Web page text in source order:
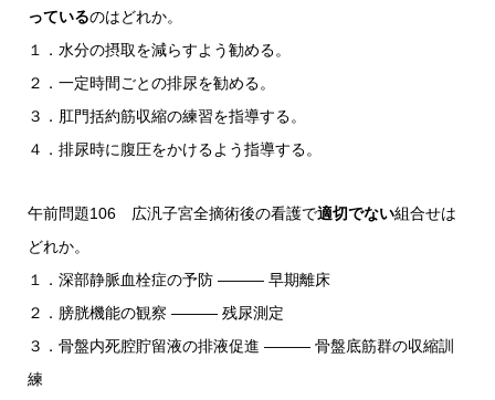
っているのはどれか。
１．水分の摂取を減らすよう勧める。
２．一定時間ごとの排尿を勧める。
３．肛門括約筋収縮の練習を指導する。
４．排尿時に腹圧をかけるよう指導する。
午前問題106 広汎子宮全摘術後の看護で適切でない組合せは
どれか。
１．深部静脈血栓症の予防 ――― 早期離床
２．膀胱機能の観察 ――― 残尿測定
３．骨盤内死腔貯留液の排液促進 ――― 骨盤底筋群の収縮訓
練